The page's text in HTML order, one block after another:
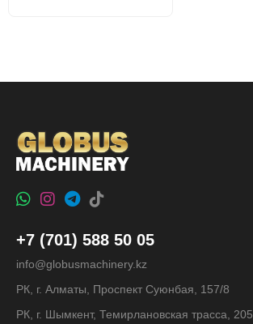
+7 (701) 588 50 05
info@globusmachinery.kz
РК, г. Алматы, Проспект Суюнбая, 157/8
РК, г. Шымкент, Темирлановская трасса, 205